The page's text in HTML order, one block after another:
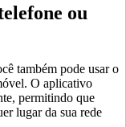
ou
também pode usar o
O aplicativo
permitindo que
lugar da sua rede